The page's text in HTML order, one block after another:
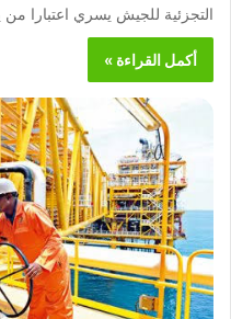
التجزئية للجيش يسري اعتبارا من
أكمل القراءة »